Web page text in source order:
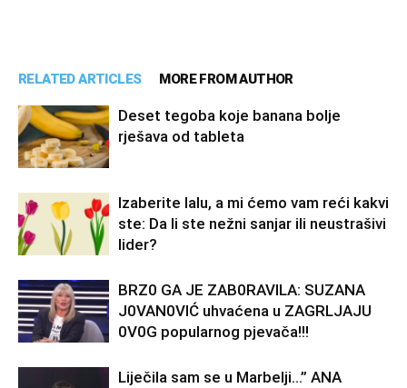
RELATED ARTICLES MORE FROM AUTHOR
Deset tegoba koje banana bolje
rješava od tableta
Izaberite lalu, a mi ćemo vam reći kakvi
ste: Da li ste nežni sanjar ili neustrašivi
lider?
BRZ0 GA JE ZAB0RAVlLA: SUZANA
J0VAN0VIĆ uhvaćena u ZAGRLJAJU
0V0G popularnog pjevača!!!
Liječila sam se u Marbelji…” ANA